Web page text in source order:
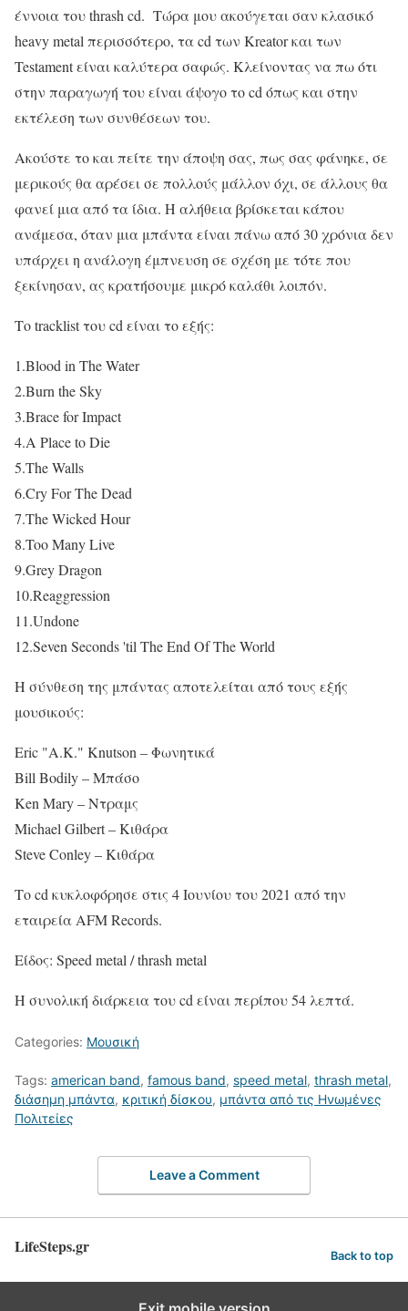
έννοια του thrash cd. Τώρα μου ακούγεται σαν κλασικό
heavy metal περισσότερο, τα cd των Kreator και των
Testament είναι καλύτερα σαφώς. Κλείνοντας να πω ότι
στην παραγωγή του είναι άψογο το cd όπως και στην
εκτέλεση των συνθέσεων του.
Ακούστε το και πείτε την άποψη σας, πως σας φάνηκε, σε
μερικούς θα αρέσει σε πολλούς μάλλον όχι, σε άλλους θα
φανεί μια από τα ίδια. Η αλήθεια βρίσκεται κάπου
ανάμεσα, όταν μια μπάντα είναι πάνω από 30 χρόνια δεν
υπάρχει η ανάλογη έμπνευση σε σχέση με τότε που
ξεκίνησαν, ας κρατήσουμε μικρό καλάθι λοιπόν.
Το tracklist του cd είναι το εξής:
1.Blood in The Water
2.Burn the Sky
3.Brace for Impact
4.A Place to Die
5.The Walls
6.Cry For The Dead
7.The Wicked Hour
8.Too Many Live
9.Grey Dragon
10.Reaggression
11.Undone
12.Seven Seconds 'til The End Of The World
Η σύνθεση της μπάντας αποτελείται από τους εξής
μουσικούς:
Eric "A.K." Knutson – Φωνητικά
Bill Bodily – Μπάσο
Ken Mary – Ντραμς
Michael Gilbert – Κιθάρα
Steve Conley – Κιθάρα
Το cd κυκλοφόρησε στις 4 Ιουνίου του 2021 από την
εταιρεία AFM Records.
Είδος: Speed metal / thrash metal
Η συνολική διάρκεια του cd είναι περίπου 54 λεπτά.
Categories: Μουσική
Tags: american band, famous band, speed metal, thrash metal,
διάσημη μπάντα, κριτική δίσκου, μπάντα από τις Ηνωμένες
Πολιτείες
Leave a Comment
LifeSteps.gr Back to top